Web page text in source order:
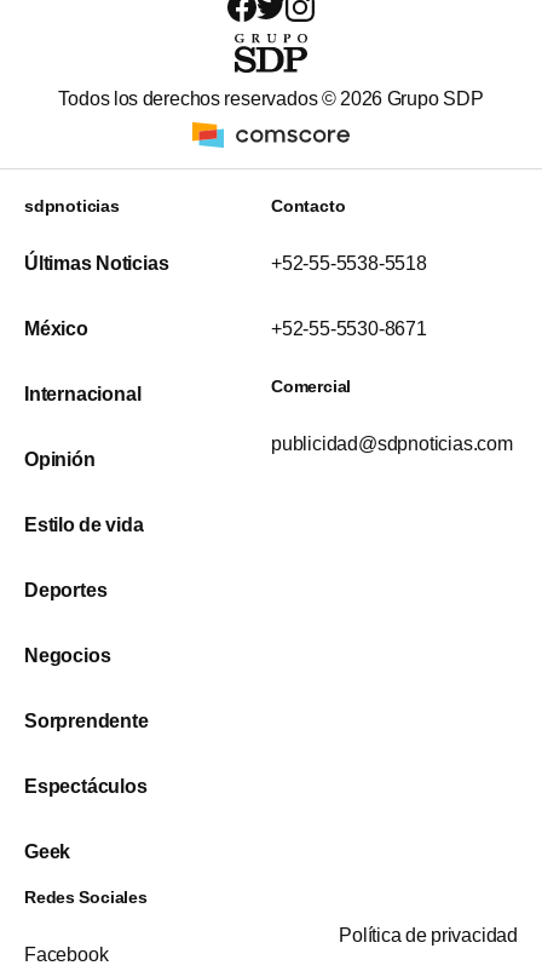
Todos los derechos reservados © 2026 Grupo SDP
sdpnoticias
Últimas Noticias
México
Internacional
Opinión
Estilo de vida
Deportes
Negocios
Sorprendente
Espectáculos
Geek
Contacto
+52-55-5538-5518
+52-55-5530-8671
Comercial
publicidad@sdpnoticias.com
Redes Sociales
Facebook
Política de privacidad